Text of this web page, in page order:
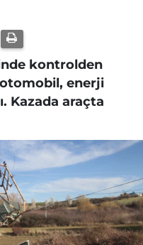
kontrolden
enerji
Kazada araçta